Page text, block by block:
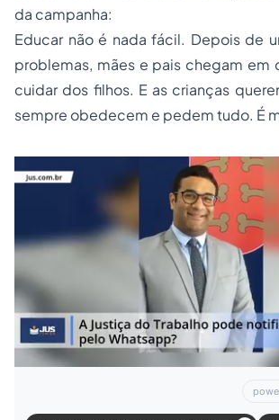
da campanha:
Educar não é nada fácil. Depois de
problemas, mães e pais chegam em
cuidar dos filhos. E as crianças
sempre obedecem e pedem tudo. É